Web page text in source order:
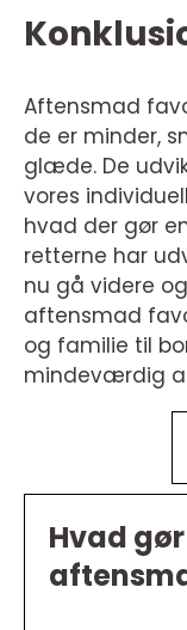
Aftensmad
de er minder,
glæde. De
vores
hvad der gør
retterne har
nu gå videre
aftensmad
og familie til
mindeværdig
Hvad